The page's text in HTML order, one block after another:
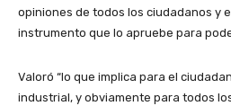
opiniones de todos los ciudadanos y
instrumento que lo apruebe para
Valoró “lo que implica para el
industrial, y obviamente para todos